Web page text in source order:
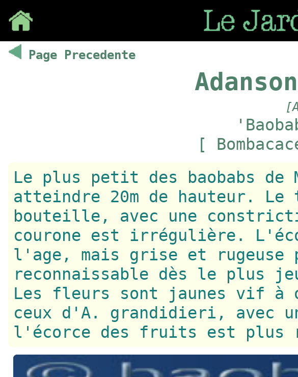
Page Precedente
[
Le plus petit des baobabs de
atteindre 20m de hauteur.
bouteille, avec une
courone est irrégulière.
l'age, mais grise et rugeuse
reconnaissable dès le plus
Les fleurs sont jaunes vif à
ceux d'A. grandidieri, avec
l'écorce des fruits est plus